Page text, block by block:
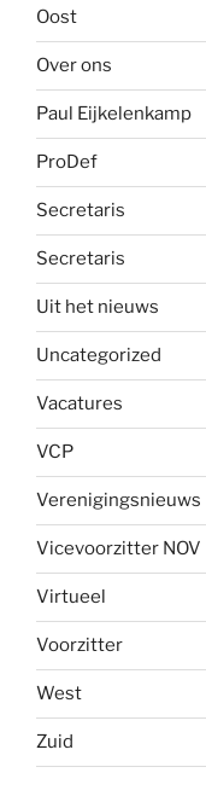
Oost
Over ons
Paul Eijkelenkamp
ProDef
Secretaris
Secretaris
Uit het nieuws
Uncategorized
Vacatures
VCP
Verenigingsnieuws
Vicevoorzitter NOV
Virtueel
Voorzitter
West
Zuid